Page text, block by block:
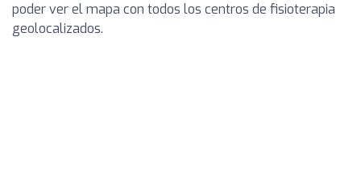
poder ver el mapa con todos los centros de fisioterapia
geolocalizados.